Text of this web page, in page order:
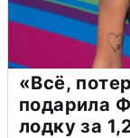
«Всё,
подарила
лодку за